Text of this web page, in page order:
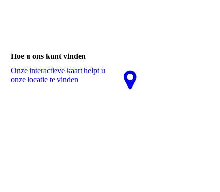
Hoe u ons kunt vinden
Onze interactieve kaart helpt u
onze locatie te vinden